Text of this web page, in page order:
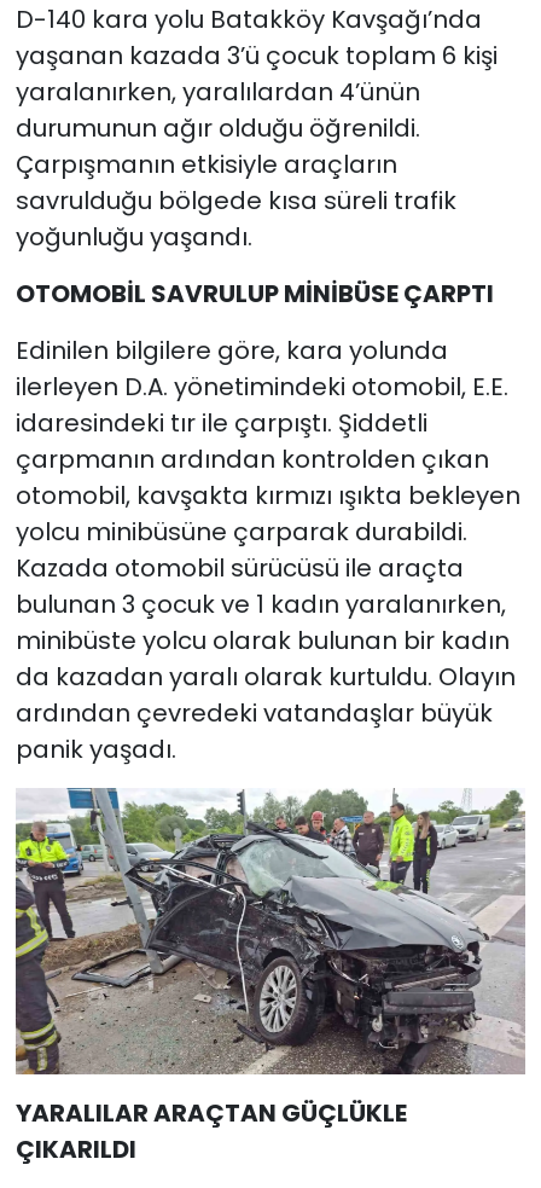
D-140 kara yolu Batakköy Kavşağı’nda
yaşanan kazada 3’ü çocuk toplam 6 kişi
yaralanırken, yaralılardan 4’ünün
durumunun ağır olduğu öğrenildi.
Çarpışmanın etkisiyle araçların
savrulduğu bölgede kısa süreli trafik
yoğunluğu yaşandı.
OTOMOBİL SAVRULUP MİNİBÜSE ÇARPTI
Edinilen bilgilere göre, kara yolunda
ilerleyen D.A. yönetimindeki otomobil, E.E.
idaresindeki tır ile çarpıştı. Şiddetli
çarpmanın ardından kontrolden çıkan
otomobil, kavşakta kırmızı ışıkta bekleyen
yolcu minibüsüne çarparak durabildi.
Kazada otomobil sürücüsü ile araçta
bulunan 3 çocuk ve 1 kadın yaralanırken,
minibüste yolcu olarak bulunan bir kadın
da kazadan yaralı olarak kurtuldu. Olayın
ardından çevredeki vatandaşlar büyük
panik yaşadı.
YARALILAR ARAÇTAN GÜÇLÜKLE
ÇIKARILDI